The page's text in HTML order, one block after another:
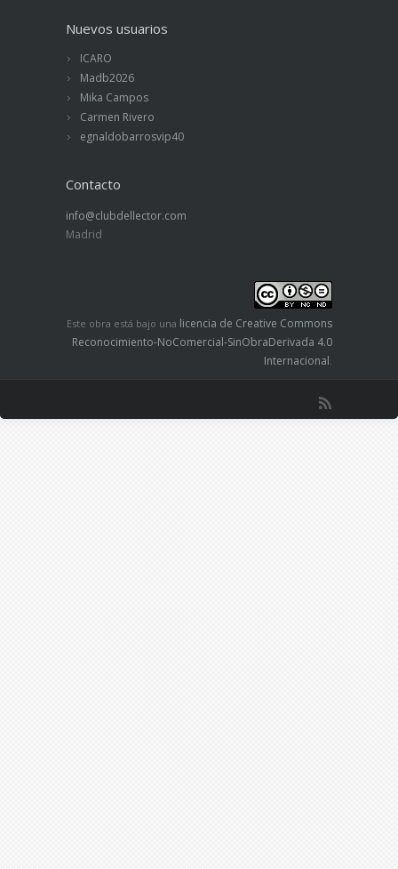
Nuevos usuarios
ICARO
Madb2026
Mika Campos
Carmen Rivero
egnaldobarrosvip40
Contacto
info@clubdellector.com
Madrid
Este obra está bajo una licencia de Creative Commons
Reconocimiento-NoComercial-SinObraDerivada 4.0
Internacional